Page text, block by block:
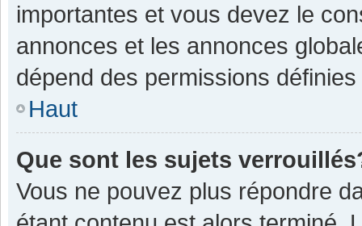
importantes et vous devez le
annonces et les annonces
dépend des permissions définies
Haut
Que sont les sujets
Vous ne pouvez plus répondre